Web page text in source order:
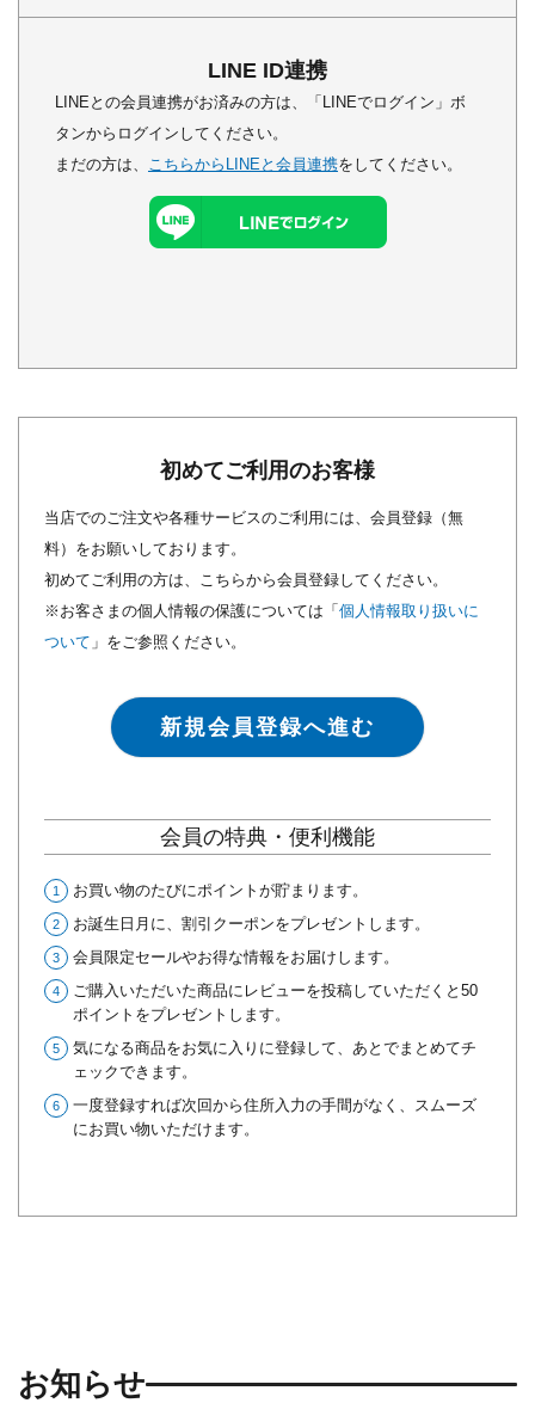
LINE ID連携
LINEとの会員連携がお済みの方は、「LINEでログイン」ボ
タンからログインしてください。
まだの方は、 こちらからLINEと会員連携をしてください。
初めてご利用のお客様
当店でのご注文や各種サービスのご利用には、会員登録（無
料）をお願いしております。
初めてご利用の方は、こちらから会員登録してください。
※お客さまの個人情報の保護については「 個人情報取り扱いに
ついて 」をご参照ください。
新規会員登録へ進む
会員の特典・便利機能
お買い物のたびにポイントが貯まります。
お誕生日月に、割引クーポンをプレゼントします。
会員限定セールやお得な情報をお届けします。
ご購入いただいた商品にレビューを投稿していただくと50
ポイントをプレゼントします。
気になる商品をお気に入りに登録して、あとでまとめてチ
ェックできます。
一度登録すれば次回から住所入力の手間がなく、スムーズ
にお買い物いただけます。
お知らせ